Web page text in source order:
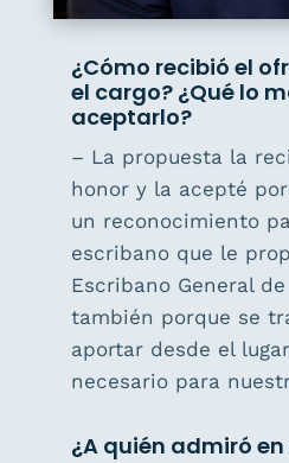
¿Cómo recibió el
el cargo? ¿Qué lo
aceptarlo?
– La propuesta la
honor y la acepté
un reconocimiento
escribano que le
Escribano General
también porque se
aportar desde el
necesario para
¿A quién admiró en